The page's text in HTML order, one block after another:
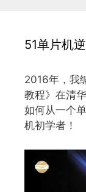
51单片机
2016年，我
教程》在清
如何从一个
机初学者！